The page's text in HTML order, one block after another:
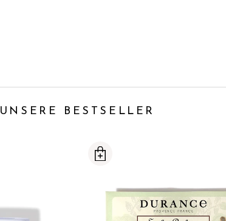
UNSERE BESTSELLER